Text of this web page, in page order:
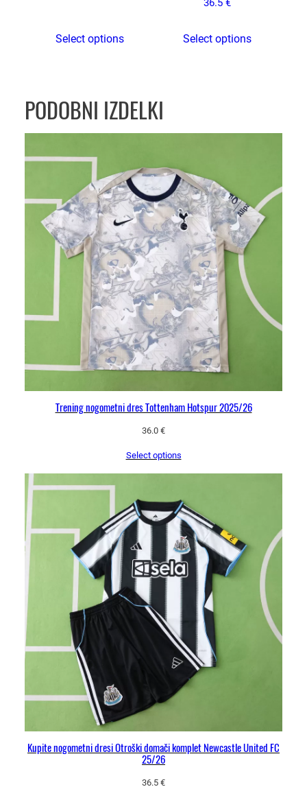
Select options
36.5 €
Select options
PODOBNI IZDELKI
Trening nogometni dres Tottenham Hotspur 2025/26
36.0 €
Select options
Kupite nogometni dresi Otroški domači komplet Newcastle United FC
25/26
36.5 €